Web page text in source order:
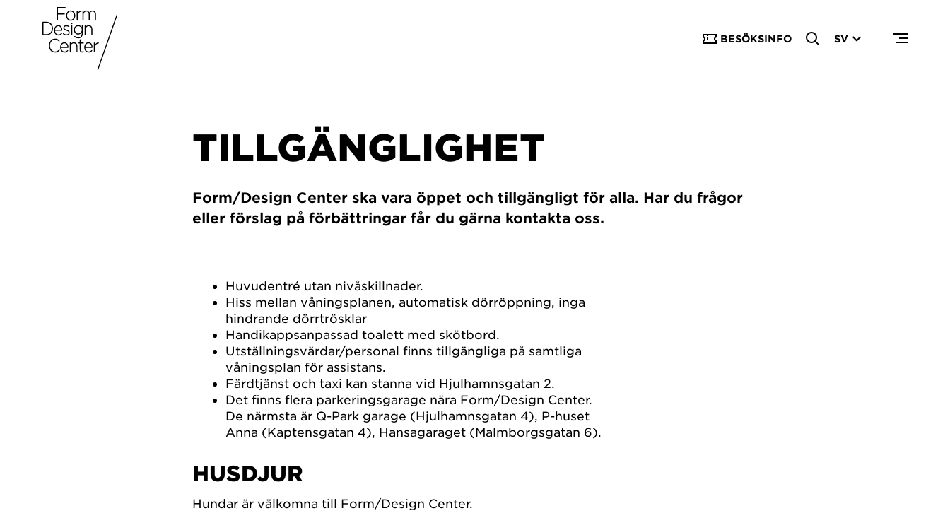
BESÖKSINFO SV
TILLGÄNGLIGHET
Form/Design Center ska vara öppet och tillgängligt för alla. Har du frågor
eller förslag på förbättringar får du gärna kontakta oss.
Huvudentré utan nivåskillnader.
Hiss mellan våningsplanen, automatisk dörröppning, inga
hindrande dörrtrösklar
Handikappsanpassad toalett med skötbord.
Utställningsvärdar/personal finns tillgängliga på samtliga
våningsplan för assistans.
Färdtjänst och taxi kan stanna vid Hjulhamnsgatan 2.
Det finns flera parkeringsgarage nära Form/Design Center.
De närmsta är Q-Park garage (Hjulhamnsgatan 4), P-huset
Anna (Kaptensgatan 4), Hansagaraget (Malmborgsgatan 6).
HUSDJUR
Hundar är välkomna till Form/Design Center.